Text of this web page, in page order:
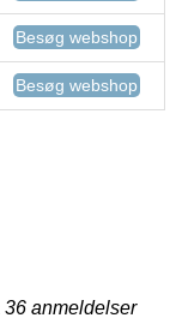
Besøg webshop
Besøg webshop
36 anmeldelser